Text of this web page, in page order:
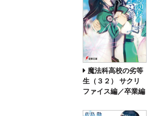
魔法科高校の劣等
生（３２） サクリ
ファイス編／卒業編